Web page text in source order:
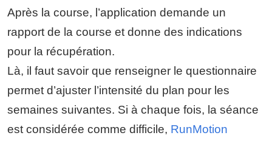
Après la course, l’application demande un
rapport de la course et donne des indications
pour la récupération.
Là, il faut savoir que renseigner le questionnaire
permet d’ajuster l’intensité du plan pour les
semaines suivantes. Si à chaque fois, la séance
est considérée comme difficile, RunMotion